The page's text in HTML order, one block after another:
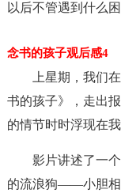
以后不管遇到什么
念书的孩子观后感4
上星期，我们
书的孩子》，走出
的情节时时浮现在我
影片讲述了一
的流浪狗——小胆相